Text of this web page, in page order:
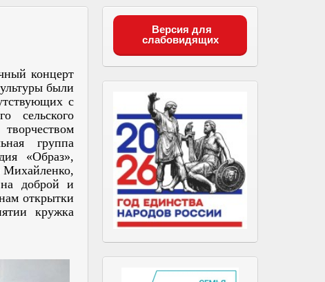
концерт
были
с
сельского
группа
«Образ»,
доброй и
открытки
кружка
Версия для
слабовидящих